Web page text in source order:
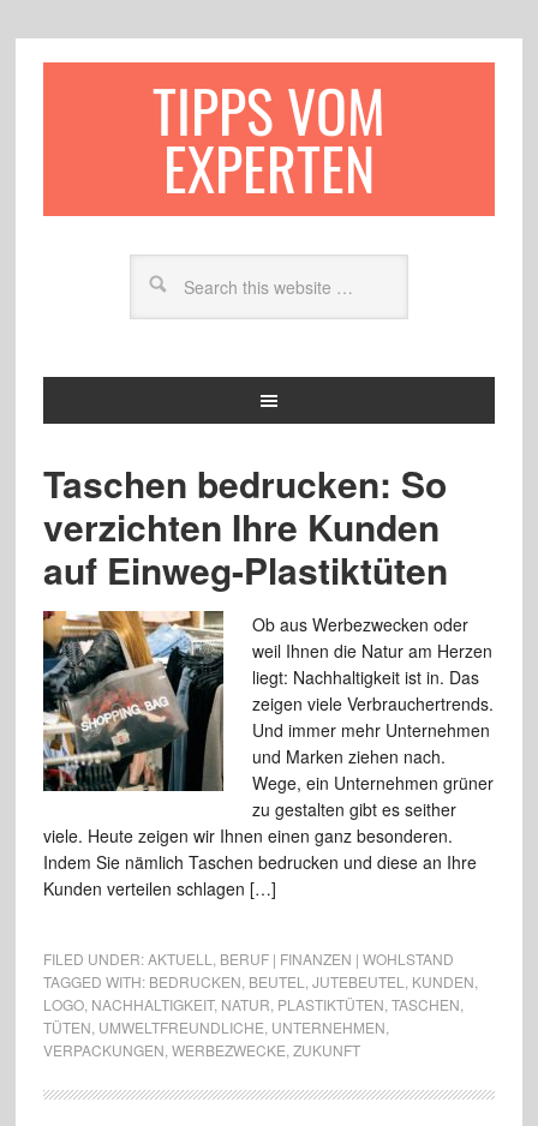
TIPPS VOM
EXPERTEN
Taschen bedrucken: So
verzichten Ihre Kunden
auf Einweg-Plastiktüten
Ob aus Werbezwecken oder
weil Ihnen die Natur am Herzen
liegt: Nachhaltigkeit ist in. Das
zeigen viele Verbrauchertrends.
Und immer mehr Unternehmen
und Marken ziehen nach.
Wege, ein Unternehmen grüner
zu gestalten gibt es seither
viele. Heute zeigen wir Ihnen einen ganz besonderen.
Indem Sie nämlich Taschen bedrucken und diese an Ihre
Kunden verteilen schlagen […]
FILED UNDER:AKTUELL
BERUF | FINANZEN | WOHLSTAND
TAGGED WITH: BEDRUCKEN BEUTEL JUTEBEUTEL KUNDEN
LOGO, NACHHALTIGKEIT, NATUR PLASTIKTÜTEN TASCHEN
TÜTEN UMWELTFREUNDLICHE UNTERNEHMEN
VERPACKUNGEN WERBEZWECKE ZUKUNFT